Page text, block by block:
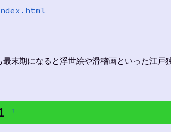
末期になると浮世絵や滑稽画といった江戸
†